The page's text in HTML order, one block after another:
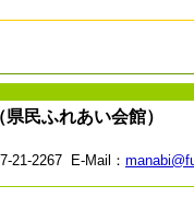
民ふれあい会館）
21-2267 E-Mail：